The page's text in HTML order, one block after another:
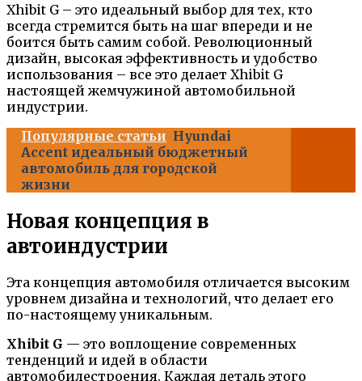
Xhibit G – это идеальный выбор для тех, кто
всегда стремится быть на шаг впереди и не
боится быть самим собой. Революционный
дизайн, высокая эффективность и удобство
использования – все это делает Xhibit G
настоящей жемчужиной автомобильной
индустрии.
Популярные статьи Hyundai
Accent идеальный бюджетный
автомобиль для городской
жизни
Новая концепция в
автоиндустрии
Эта концепция автомобиля отличается высоким
уровнем дизайна и технологий, что делает его
по-настоящему уникальным.
Xhibit G — это воплощение современных
тенденций и идей в области
автомобилестроения. Каждая деталь этого